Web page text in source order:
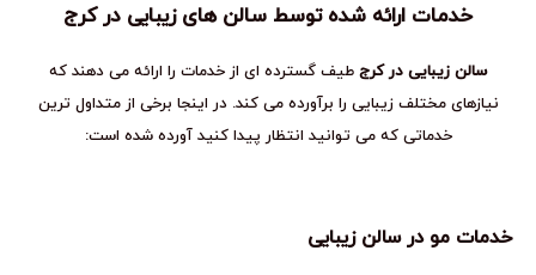
خدمات ارائه شده توسط سالن های زیبایی در کرج
سالن زیبایی در کرج طیف گسترده ای از خدمات را ارائه می دهند که
نیازهای مختلف زیبایی را برآورده می کند. در اینجا برخی از متداول ترین
خدماتی که می توانید انتظار پیدا کنید آورده شده است:
خدمات مو در سالن زیبایی